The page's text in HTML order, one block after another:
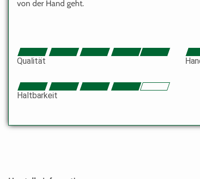
von der Hand geht.
Qualität
Haltbarkeit